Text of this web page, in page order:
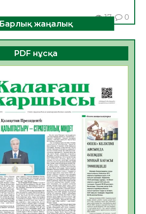
17 0
таныстырылымы өтті
18 0
72,3%-ы жаңа
дауыс беруге дайын
19
– ҚОҒАМ ДАМУЫНА
26
– БІРЛІК ПЕН
БАСТАЙТЫН ҚАДАМ
24
ұлан сапына
Барлық жаңалық
PDF нұсқа